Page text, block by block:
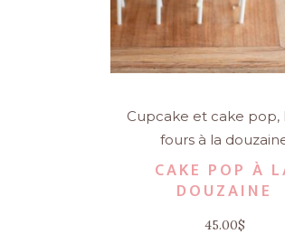
Cupcake et cake pop,
fours à la
CAKE POP À
DOUZAINE
45.00$